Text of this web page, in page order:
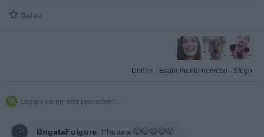
 Salva
Donne · Esaurimento nervoso · Sfogo
 Leggi i commenti precedenti...
BrigataFolgore: Phutura 🤭🤭🤭🤭🤭